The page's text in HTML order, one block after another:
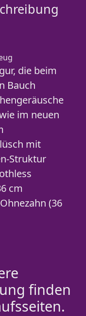
die beim
Bauch
im neuen
mit
Struktur
cm
(36
finden